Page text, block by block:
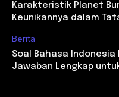
Karakteristik Planet
Keunikannya dalam
Berita
Soal Bahasa Indonesia
Jawaban Lengkap